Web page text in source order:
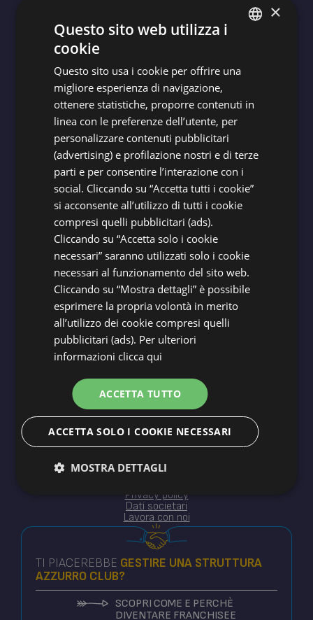
Blue Holidays srl ©2025
XII Traversa 14 - Milano Marittima Cervia RA
CIR ACC32621 P.IVA 02614790398
ISCRIVITI ALLA NEWSLETTER
Per essere sempre aggiornato sul mondo
e sulle attività di AZZURRO CLUB
VACANZE!
ISCRIVITI
Privacy policy
Dati societari
Lavora con noi
TI PIACEREBBE GESTIRE UNA STRUTTURA
AZZURRO CLUB?
SCOPRI COME E PERCHÈ
DIVENTARE FRANCHISEE
ENGLISH
GERMAN
×
Questo sito web utilizza i
cookie
Questo sito usa i cookie per offrire una
migliore esperienza di navigazione,
ottenere statistiche, proporre contenuti in
linea con le preferenze dell’utente, per
personalizzare contenuti pubblicitari
(advertising) e profilazione nostri e di terze
parti e per consentire l’interazione con i
social. Cliccando su “Accetta tutti i cookie”
si acconsente all’utilizzo di tutti i cookie
compresi quelli pubblicitari (ads).
Cliccando su “Accetta solo i cookie
necessari” saranno utilizzati solo i cookie
necessari al funzionamento del sito web.
Cliccando su “Mostra dettagli” è possibile
esprimere la propria volontà in merito
all’utilizzo dei cookie compresi quelli
pubblicitari (ads). Per ulteriori
informazioni clicca qui
ACCETTA TUTTO
ACCETTA SOLO I COOKIE NECESSARI
MOSTRA DETTAGLI